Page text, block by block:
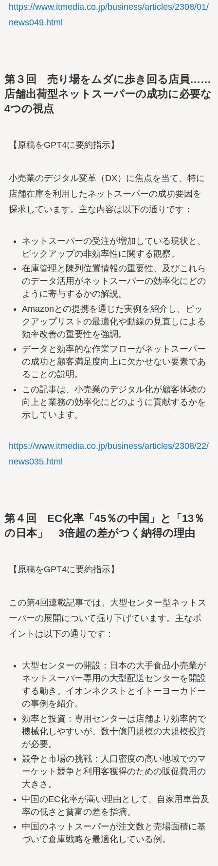
https://www.itmedia.co.jp/business/articles/2308/01/
news049.html
第３回 売り場をムダに歩き回る店員……
店舗出荷型ネットスーパーの成功に必要な
4つの視点
【原稿をGPT4に要約指示】
小売業のデジタル変革（DX）に焦点を当て、特に
店舗在庫を利用したネットスーパーの成功要因を
探求しています。主な内容は以下の通りです：
ネットスーパーの受注が増加している現状と、
ピックアップの非効率性に関する観察。
在庫管理と陳列位置情報の重要性、及びこれら
のデータ活用がネットスーパーの効率化にどの
ように寄与するかの解説。
Amazonとの提携を通じた実例を紹介し、ピッ
クアップリストの最適化や動線の見直しによる
効率改善の重要性を強調。
データと効率的な作業フローがネットスーパー
の成功と顧客満足度向上に欠かせない要素であ
ることの説明。
この記事は、小売業のデジタル化が顧客体験の
向上と業務の効率化にどのように貢献するかを
示しています。
https://www.itmedia.co.jp/business/articles/2308/22/
news035.html
第４回
EC化率「45％の中国」と「13％
の日本」 3倍超の差がつく納得の理由
【原稿をGPT4に要約指示】
この第4回連載記事では、大型センター型ネットス
ーパーの展開について掘り下げています。主なポ
イントは以下の通りです：
大型センターの開設：日本の大手食品小売業が
ネットスーパー専用の大型配送センターを開設
する動き。イオンネクストとイトーヨーカドー
の事例を紹介。
効率と投資：専用センターは店舗より効率的で
機械化しやすいが、数十億円規模の大規模投資
が必要。
競争と市場の挑戦：人口密度の高い地域でのマ
ーケット競争と利用客獲得のための販促費用の
大きさ。
中国のEC化率が高い理由として、自家用車普及
率の低さと貧富の差を指摘。
中国のネットスーパーが注文数と売場面積に基
づいて倉庫戦略を最適化している例。